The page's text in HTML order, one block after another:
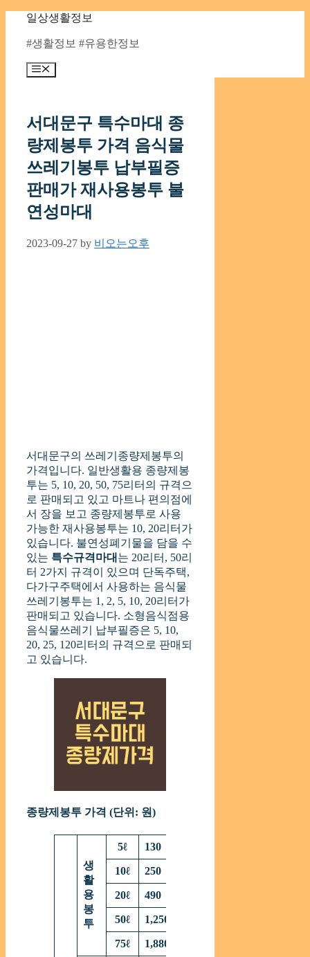
content
일상생활정보
#생활정보 #유용한정보
Menu
서대문구 특수마대 종
량제봉투 가격 음식물
쓰레기봉투 납부필증
판매가 재사용봉투 불
연성마대
2023-09-27 by 비오는오후
서대문구의 쓰레기종량제봉투의
가격입니다. 일반생활용 종량제봉
투는 5, 10, 20, 50, 75리터의 규격으
로 판매되고 있고 마트나 편의점에
서 장을 보고 종량제봉투로 사용
가능한 재사용봉투는 10, 20리터가
있습니다. 불연성폐기물을 담을 수
있는 특수규격마대 는 20리터, 50리
터 2가지 규격이 있으며 단독주택,
다가구주택에서 사용하는 음식물
쓰레기봉투는 1, 2, 5, 10, 20리터가
판매되고 있습니다. 소형음식점용
음식물쓰레기 납부필증은 5, 10,
20, 25, 120리터의 규격으로 판매되
고 있습니다.
종량제봉투 가격 (단위: 원)
생
활
용
봉
투
5ℓ 130
10ℓ 250
20ℓ 490
50ℓ 1,250
75ℓ 1,880